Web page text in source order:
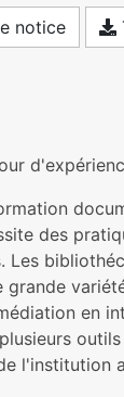
notice
des
Les
en
l'institution